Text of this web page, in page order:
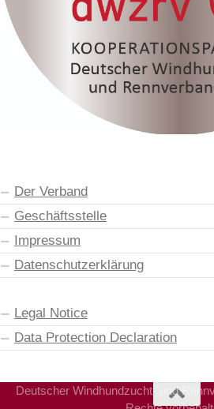
Der Verband
Geschäftsstelle
Impressum
Datenschutzerklärung
Legal Notice
Data Protection Declaration
Deutscher Windhundzucht- und